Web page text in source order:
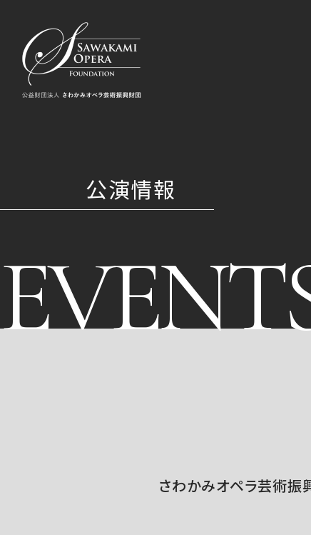
公演情報
さわかみオペラ芸術振